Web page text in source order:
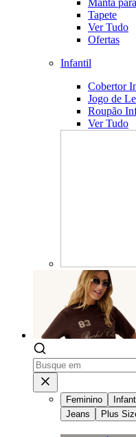
Manta
Tapete
Ver Tudo
Ofertas
Infantil
Cobertor
Jogo de
Roupão
Ver Tudo
Feminino
Jeans
Plus